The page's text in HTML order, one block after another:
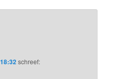
schreef: